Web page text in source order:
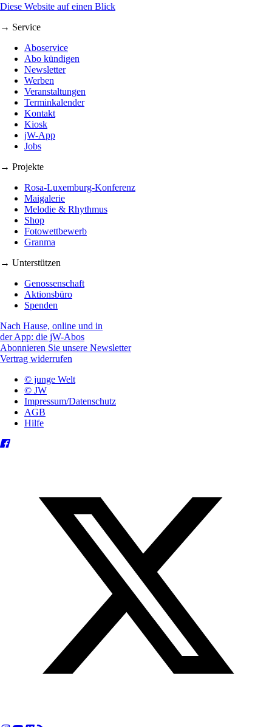
Diese Website auf einen Blick
→ Service
Aboservice
Abo kündigen
Newsletter
Werben
Veranstaltungen
Terminkalender
Kontakt
Kiosk
jW-App
Jobs
→ Projekte
Rosa-Luxemburg-Konferenz
Maigalerie
Melodie & Rhythmus
Shop
Fotowettbewerb
Granma
→ Unterstützen
Genossenschaft
Aktionsbüro
Spenden
Nach Hause, online und in
der App: die jW-Abos
Abonnieren Sie unsere Newsletter
Vertrag widerrufen
© junge Welt
© JW
Impressum/Datenschutz
AGB
Hilfe